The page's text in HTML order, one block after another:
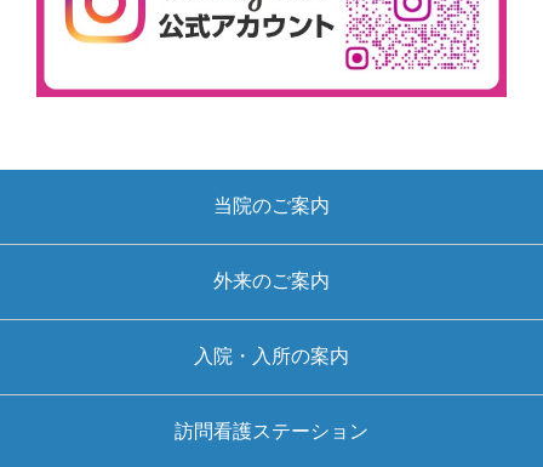
当院のご案内
外来のご案内
入院・入所の案内
訪問看護ステーション